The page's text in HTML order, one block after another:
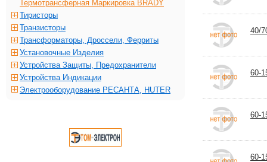
40/
60-
60-
60-
Термотрансферная Маркировка BRADY
Тиристоры
Транзисторы
Трансформаторы, Дроссели, Ферриты
Установочные Изделия
Устройства Защиты, Предохранители
Устройства Индикации
Электрооборудование РЕСАНТА, HUTER